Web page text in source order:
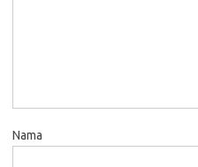
Nama